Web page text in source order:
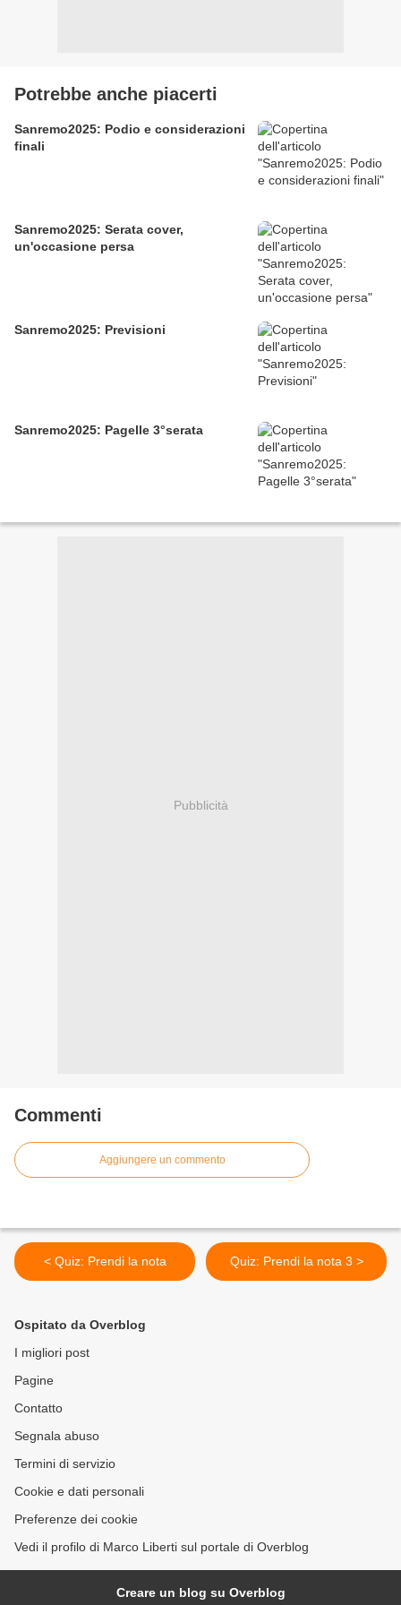
Potrebbe anche piacerti
Sanremo2025: Podio e considerazioni
finali
Sanremo2025: Serata cover,
un'occasione persa
Sanremo2025: Previsioni
Sanremo2025: Pagelle 3°serata
Pubblicità
Commenti
Aggiungere un commento
< Quiz: Prendi la nota Quiz: Prendi la nota 3 >
Ospitato da Overblog
I migliori post
Pagine
Contatto
Segnala abuso
Termini di servizio
Cookie e dati personali
Preferenze dei cookie
Vedi il profilo di Marco Liberti sul portale di Overblog
Creare un blog su Overblog